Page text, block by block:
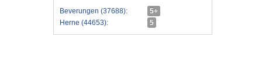
Beverungen (37688):
5+
Herne (44653):
5